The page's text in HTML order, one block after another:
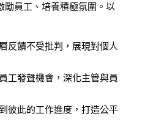
勵員工、培養積極氛圍。以
反饋不受批判，展現對個人
工發聲機會，深化主管與員
彼此的工作進度，打造公平